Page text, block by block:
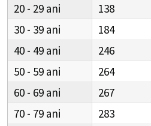
20 - 29
138
30 - 39
184
40 - 49
246
50 - 59
264
60 - 69
267
70 - 79
283